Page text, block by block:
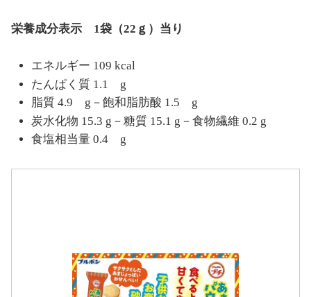
栄養成分表示 1袋（22ｇ）当り
エネルギー 109 kcal
たんぱく質 1.1 g
脂質 4.9 g－飽和脂肪酸 1.5 g
炭水化物 15.3 g－糖質 15.1 g－食物繊維 0.2 g
食塩相当量 0.4 g